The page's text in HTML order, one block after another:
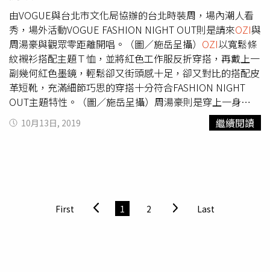
適合的人選了。OZI身穿FENDI Prints On 黑色短袖T-Shirt
／28,700元、黑色長褲／43,500元、銀色FF Logo外套／
83,900元、F is FENDI Sneaker／24,500元、銀色棒球帽／
37,500元、FENDI Fabulous太陽眼鏡／16,960元。（圖／
品牌提供）本次特別合作的膠囊系列，10月14日起已在
fendi.com官網開始販售，並且於2019年10月16日起在全球
52間FENDI精品店販售，台灣地區則於FENDI信義微風店搶
先開賣，在信義微風一樓開設男裝快閃店也暫時變身成
Prints On系列快閃店，販售全系列男女裝商品。艾怡良身
由VOGUE與台北市文化局協辦的台北時裝周，場內潮人看
秀，場外活動VOGUE FASHION NIGHT OUT則是請來OZI與
周湯豪與觀眾零距離開唱。（圖／施岳呈攝） OZI以寬鬆條
紋襯衫搭配主題Ｔ恤，並將紅色工作服反折穿搭，再戴上一
副幾何紅色墨鏡，輕鬆卻又街頭感十足，卻又對比的搭配皮
革短靴，充滿細節巧思的穿搭十分符合FASHION NIGHT
OUT主題特性。（圖／施岳呈攝）周湯豪則是穿上一身
PRADA工裝，軍綠色俐落剪裁外套僅在細節加上品牌紅色標
籤，搭配同樣直線剪裁的軍綠長褲，最後再用貝雷帽、圓框
10月13日, 2019 繼續閱讀
First 1 2 Last